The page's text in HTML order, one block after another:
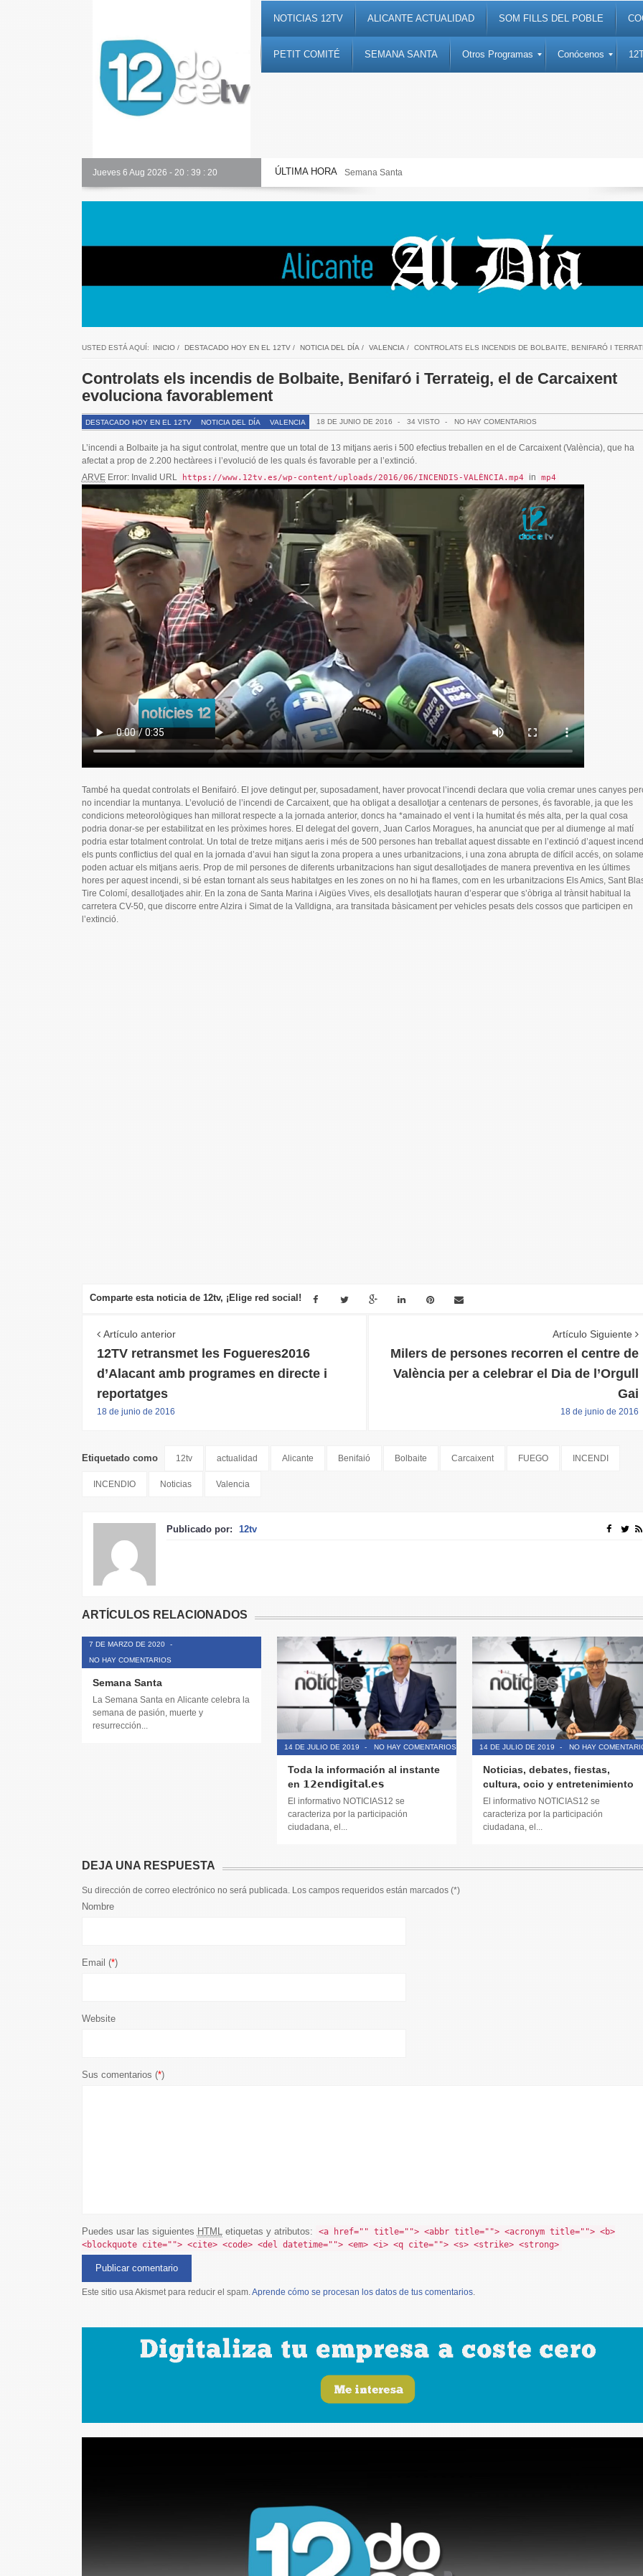
NOTICIAS 12TV ALICANTE ACTUALIDAD SOM FILLS DEL POBLE
PETIT COMITÉ SEMANA SANTA Otros Programas Conócenos
Jueves 6 Aug 2026 - 20 : 39 : 21 ÚLTIMA HORA Semana Santa
USTED ESTÁ AQUÍ: INICIO/ DESTACADO HOY EN EL 12TV/ NOTICIA DEL DÍA / VALENCIA / CONTROLATS ELS INCENDIS DE BOLBAITE, BENIFARÓ I
Controlats els incendis de Bolbaite, Benifaró i Terrateig, el de Carcaixent
evoluciona favorablement
DESTACADO HOY EN EL 12TV NOTICIA DEL DÍA VALENCIA 18 DE JUNIO DE 2016 - 34 VISTO - NO HAY COMENTARIOS
L’incendi a Bolbaite ja ha sigut controlat, mentre que un total de 13 mitjans aeris i 500 efectius treballen en el de Carcaixent (València), que ha
afectat a prop de 2.200 hectàrees i l’evolució de les quals és favorable per a l’extinció.
ARVEError: Invalid URL https://www.12tv.es/wp-content/uploads/2016/06/INCENDIS-VALÈNCIA.mp4 in mp4
També ha quedat controlats el Benifairó. El jove detingut per, suposadament, haver provocat l’incendi declara que volia cremar unes canyes
no incendiar la muntanya. L’evolució de l’incendi de Carcaixent, que ha obligat a desallotjar a centenars de persones, és favorable, ja que les
condicions meteorològiques han millorat respecte a la jornada anterior, doncs ha *amainado el vent i la humitat és més alta, per la qual cosa
podria donar-se per estabilitzat en les pròximes hores. El delegat del govern, Juan Carlos Moragues, ha anunciat que per al diumenge al matí
podria estar totalment controlat. Un total de tretze mitjans aeris i més de 500 persones han treballat aquest dissabte en l’extinció d’aquest
els punts conflictius del qual en la jornada d’avui han sigut la zona propera a unes urbanitzacions, i una zona abrupta de difícil accés, on
poden actuar els mitjans aeris. Prop de mil persones de diferents urbanitzacions han sigut desallotjades de manera preventiva en les últimes
hores per aquest incendi, si bé estan tornant als seus habitatges en les zones on no hi ha flames, com en les urbanitzacions Els Amics, Sant
Tire Colomí, desallotjades ahir. En la zona de Santa Marina i Aigües Vives, els desallotjats hauran d’esperar que s’òbriga al trànsit habitual la
carretera CV-50, que discorre entre Alzira i Simat de la Valldigna, ara transitada bàsicament per vehicles pesats dels cossos que participen en
l’extinció.
Comparte esta noticia de 12tv, ¡Elige red social!
Artículo anterior
12TV retransmet les Fogueres2016
d’Alacant amb programes en directe i
reportatges
18 de junio de 2016
Artículo Siguiente
Milers de persones recorren el centre de
València per a celebrar el Dia de l’Orgull
Gai
18 de junio de 2016
Etiquetado como 12tv actualidad Alicante Benifaió Bolbaite Carcaixent FUEGO INCENDI
INCENDIO Noticias Valencia
Publicado por: 12tv
ARTÍCULOS RELACIONADOS
7 DE MARZO DE 2020
-
NO HAY COMENTARIOS
Semana Santa
La Semana Santa en Alicante celebra la
semana de pasión, muerte y
resurrección...
14 DE JULIO DE 2019 - NO HAY COMENTARIOS
Toda la información al instante
en 𝟭𝟮𝗲𝗻𝗱𝗶𝗴𝗶𝘁𝗮𝗹.𝗲𝘀
El informativo NOTICIAS12 se
caracteriza por la participación
ciudadana, el...
14 DE JULIO DE 2019 - NO HAY
Noticias, debates, fiestas,
cultura, ocio y entretenimiento
El informativo NOTICIAS12 se
caracteriza por la participación
ciudadana, el...
DEJA UNA RESPUESTA
Su dirección de correo electrónico no será publicada. Los campos requeridos están marcados (*)
Nombre
Email (*)
Website
Sus comentarios (*)
Puedes usar las siguientes HTMLetiquetas y atributos:
<a href="" title=""> <abbr title=""> <acronym title=""> <b>
<blockquote cite=""> <cite> <code> <del datetime=""> <em> <i> <q cite=""> <s> <strike> <strong>
Este sitio usa Akismet para reducir el spam.Aprende cómo se procesan los datos de tus comentarios.